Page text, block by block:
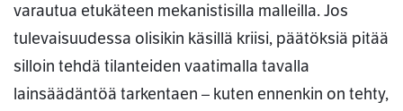
varautua etukäteen mekanistisilla malleilla. Jos
tulevaisuudessa olisikin käsillä kriisi, päätöksiä pitää
silloin tehdä tilanteiden vaatimalla tavalla
lainsäädäntöä tarkentaen – kuten ennenkin on tehty,